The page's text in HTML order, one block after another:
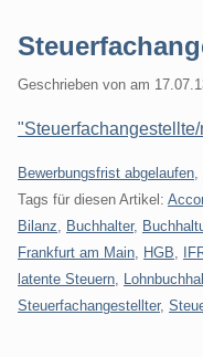
Geschrieben von am
Kategorien:
Bewerbungsfrist abgelaufen
Tags für diesen Artikel:
Bilanz
Buchhalter,
Frankfurt am Main
HGB
latente Steuern
Steuerfachangestellter,